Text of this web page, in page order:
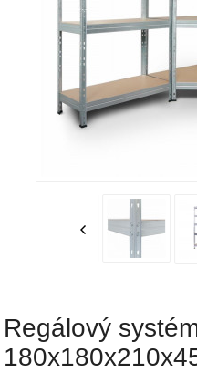
Regálový